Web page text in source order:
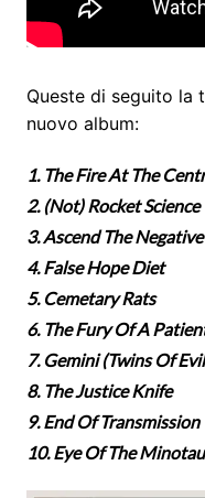
Queste di seguito la
nuovo album:
1. The Fire At The
2. (Not) Rocket Science
3. Ascend The Negative
4. False Hope Diet
5. Cemetary Rats
6. The Fury Of A
7. Gemini (Twins Of
8. The Justice Knife
9. End Of Transmission
10. Eye Of The